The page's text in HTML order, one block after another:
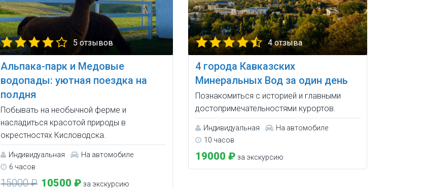
5 отзывов
Альпака-парк и Медовые
водопады: уютная поездка на
полдня
Побывать на необычной ферме и
насладиться красотой природы в
окрестностях Кисловодска.
Индивидуальная
На автомобиле
6 часов
15000 ₽ 10500 ₽ за экскурсию
4 отзыва
4 города Кавказских
Минеральных Вод за один день
Познакомиться с историей и главными
достопримечательностями курортов.
Индивидуальная
На автомобиле
10 часов
19000 ₽ за экскурсию